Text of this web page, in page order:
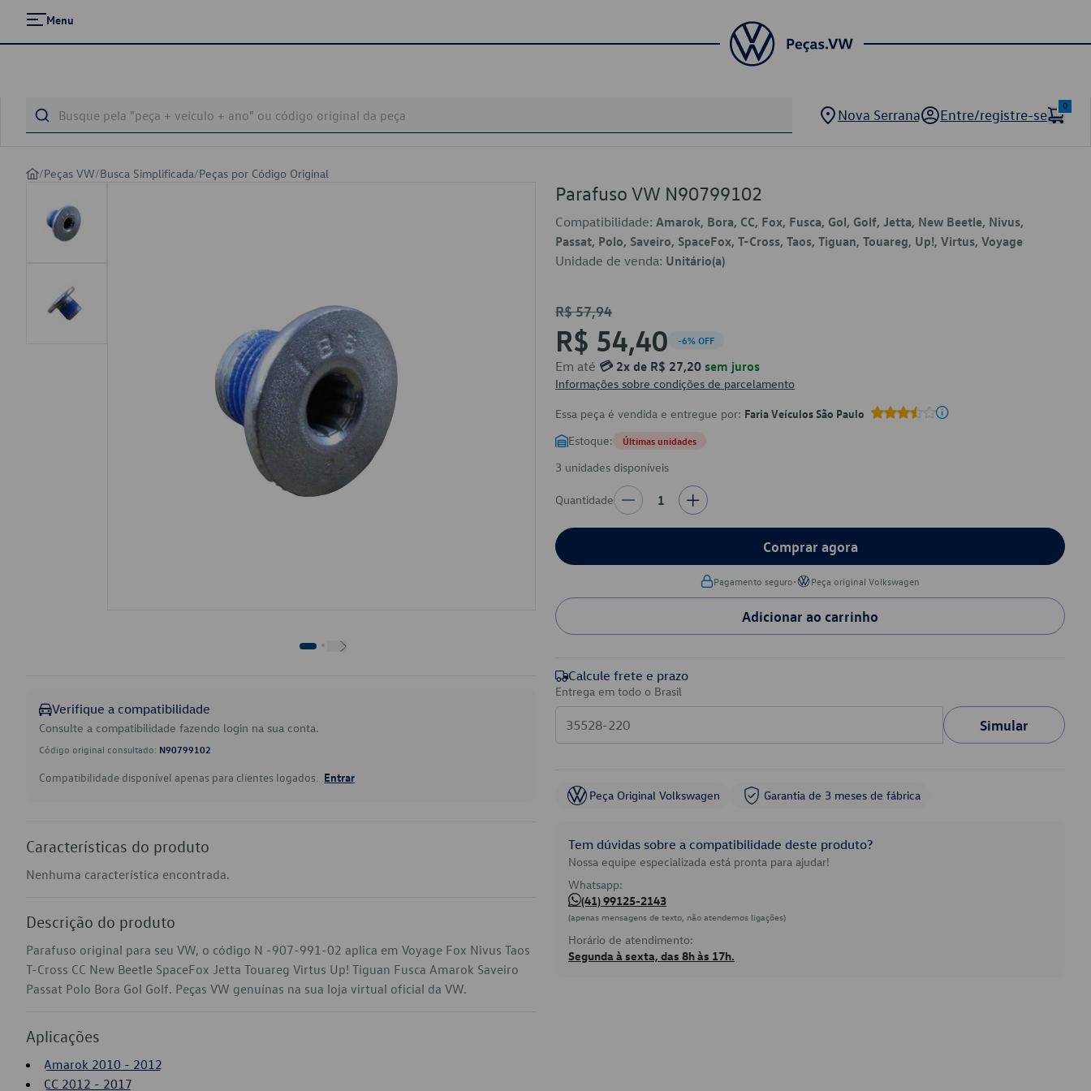
Menu
Nova Serrana Entre/registre-se
0
/Peças VW/Busca Simplificada/Peças por Código Original
Verifique a compatibilidade
Consulte a compatibilidade fazendo login na sua conta.
Código original consultado: N90799102
Compatibilidade disponível apenas para clientes logados. Entrar
Características do produto
Nenhuma característica encontrada.
Descrição do produto
Parafuso original para seu VW, o código N -907-991-02 aplica em Voyage Fox Nivus Taos
T-Cross CC New Beetle SpaceFox Jetta Touareg Virtus Up! Tiguan Fusca Amarok Saveiro
Passat Polo Bora Gol Golf. Peças VW genuínas na sua loja virtual oficial da VW.
Aplicações
Amarok 2010 - 2012
CC 2012 - 2017
Parafuso VW N90799102
Compatibilidade: Amarok, Bora, CC, Fox, Fusca, Gol, Golf, Jetta, New Beetle, Nivus,
Passat, Polo, Saveiro, SpaceFox, T-Cross, Taos, Tiguan, Touareg, Up!, Virtus, Voyage
Unidade de venda: Unitário(a)
R$ 57,94
R$ 54,40 -6% OFF
Em até 💳 2x de R$ 27,20 sem juros
Informações sobre condições de parcelamento
Essa peça é vendida e entregue por: Faria Veículos São Paulo
Estoque: Últimas unidades
3 unidades disponíveis
Quantidade 1
Comprar agora
Pagamento seguro• Peça original Volkswagen
Adicionar ao carrinho
Calcule frete e prazo
Entrega em todo o Brasil
Simular
Peça Original Volkswagen Garantia de 3 meses de fábrica
Tem dúvidas sobre a compatibilidade deste produto?
Nossa equipe especializada está pronta para ajudar!
Whatsapp:
(41) 99125-2143
(apenas mensagens de texto, não atendemos ligações)
Horário de atendimento:
Segunda à sexta, das 8h às 17h.